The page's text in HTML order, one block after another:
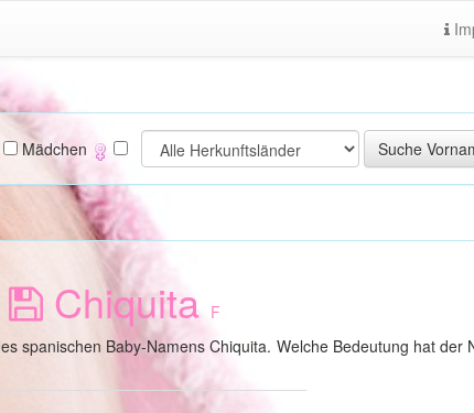
Mädchen
Chiquita F
spanischen Baby-Namens Chiquita. Welche Bedeutung hat der